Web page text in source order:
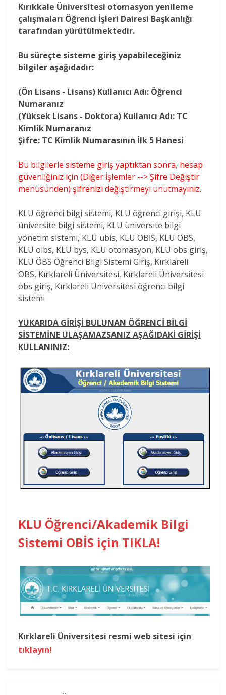
Kırıkkale Üniversitesi otomasyon yenileme
çalışmaları Öğrenci İşleri Dairesi Başkanlığı
tarafından yürütülmektedir.
Bu süreçte sisteme giriş yapabileceğiniz
bilgiler aşağıdadır:
(Ön Lisans - Lisans) Kullanıcı Adı: Öğrenci
Numaranız
(Yüksek Lisans - Doktora) Kullanıcı Adı: TC
Kimlik Numaranız
Şifre: TC Kimlik Numarasının İlk 5 Hanesi
Bu bilgilerle sisteme giriş yaptıktan sonra, hesap
güvenliğiniz için (Diğer İşlemler --> Şifre Değiştir
menüsünden) şifrenizi değiştirmeyi unutmayınız.
KLU öğrenci bilgi sistemi, KLU öğrenci girişi, KLU
üniversite bilgi sistemi, KLU üniversite bilgi
yönetim sistemi, KLU ubis, KLU OBİS, KLU OBS,
KLU oibs, KLU bys, KLU otomasyon, KLU obs giriş,
KLU ÖBS Öğrenci Bilgi Sistemi Giriş, Kırklareli
OBS, Kırklareli Üniversitesi, Kırklareli Üniversitesi
obs giriş, Kırklareli Üniversitesi öğrenci bilgi
sistemi
YUKARIDA GİRİŞİ BULUNAN ÖĞRENCİ BİLGİ
SİSTEMİNE ULAŞAMAZSANIZ AŞAĞIDAKİ GİRİŞİ
KULLANINIZ:
KLU Öğrenci/Akademik Bilgi
Sistemi OBİS için TIKLA!
Kırklareli Üniversitesi resmi web sitesi için
tıklayın!